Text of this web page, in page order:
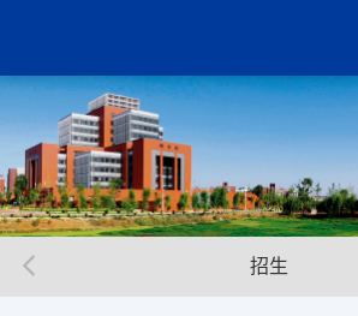
招生